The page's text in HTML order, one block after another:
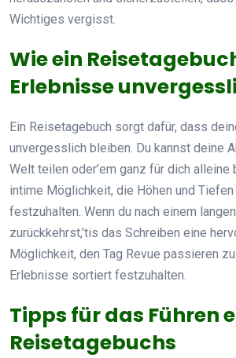
Wichtiges vergisst.
Wie ein
Erlebnisse
Ein Reisetagebuch sorgt dafür, dass
unvergesslich bleiben. Du kannst deine
Welt teilen oder’em ganz für dich alleine
intime Möglichkeit, die Höhen und
festzuhalten. Wenn du nach einem
zurückkehrst,’tis das Schreiben eine
Möglichkeit, den Tag Revue passieren
Erlebnisse sortiert festzuhalten.
Tipps für das Führen
Reisetagebuchs